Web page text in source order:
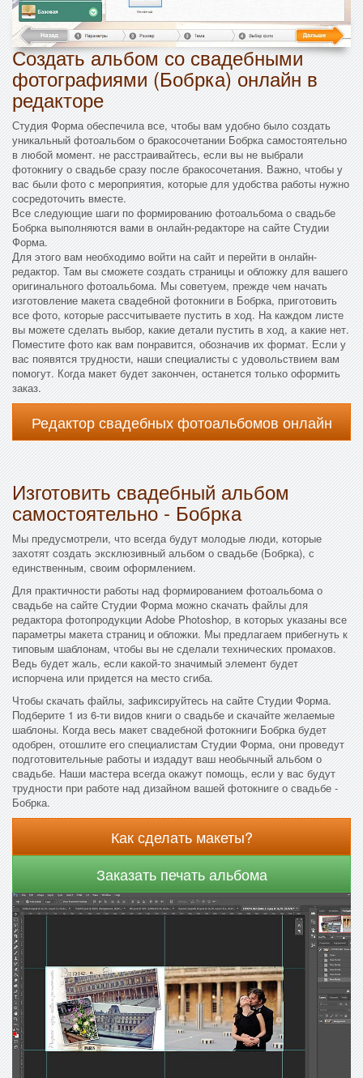
Создать альбом со свадебными
фотографиями (Бобрка) онлайн в
редакторе
Студия Форма обеспечила все, чтобы вам удобно было создать
уникальный фотоальбом о бракосочетании Бобрка самостоятельно
в любой момент. не расстраивайтесь, если вы не выбрали
фотокнигу о свадьбе сразу после бракосочетания. Важно, чтобы у
вас были фото с мероприятия, которые для удобства работы нужно
сосредоточить вместе.
Все следующие шаги по формированию фотоальбома о свадьбе
Бобрка выполняются вами в онлайн-редакторе на сайте Студии
Форма.
Для этого вам необходимо войти на сайт и перейти в онлайн-
редактор. Там вы сможете создать страницы и обложку для вашего
оригинального фотоальбома. Мы советуем, прежде чем начать
изготовление макета свадебной фотокниги в Бобрка, приготовить
все фото, которые рассчитываете пустить в ход. На каждом листе
вы можете сделать выбор, какие детали пустить в ход, а какие нет.
Поместите фото как вам понравится, обозначив их формат. Если у
вас появятся трудности, наши специалисты с удовольствием вам
помогут. Когда макет будет закончен, останется только оформить
заказ.
Редактор свадебных фотоальбомов онлайн
Изготовить свадебный альбом
самостоятельно - Бобрка
Мы предусмотрели, что всегда будут молодые люди, которые
захотят создать эксклюзивный альбом о свадьбе (Бобрка), с
единственным, своим оформлением.
Для практичности работы над формированием фотоальбома о
свадьбе на сайте Студии Форма можно скачать файлы для
редактора фотопродукции Adobe Photoshop, в которых указаны все
параметры макета страниц и обложки. Мы предлагаем прибегнуть к
типовым шаблонам, чтобы вы не сделали технических промахов.
Ведь будет жаль, если какой-то значимый элемент будет
испорчена или придется на место сгиба.
Чтобы скачать файлы, зафиксируйтесь на сайте Студии Форма.
Подберите 1 из 6-ти видов книги о свадьбе и скачайте желаемые
шаблоны. Когда весь макет свадебной фотокниги Бобрка будет
одобрен, отошлите его специалистам Студии Форма, они проведут
подготовительные работы и издадут ваш необычный альбом о
свадьбе. Наши мастера всегда окажут помощь, если у вас будут
трудности при работе над дизайном вашей фотокниге о свадьбе -
Бобрка.
Как сделать макеты?
Заказать печать альбома